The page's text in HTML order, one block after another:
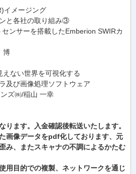
イメージング
と各社の取り組み③
ンサーを搭載したEmberion SWIRカ
博
ない世界を可視化する
及び画像処理ソフトウェア
ズ㈱/稲山 一幸
ります。入金確認後転送いたします。
画像データをpdf化しております、元
み、またスキャナの不調によるかたむ
用目的での複製、ネットワークを通じ